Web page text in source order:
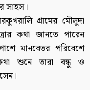
সাহস।
গ্রামের মৌলুদা
কথা জানতে পারেন
মানবেতর পরিবেশে
শুনে তারা বন্ধু ও